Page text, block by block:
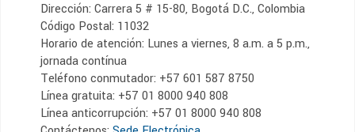
Dirección: Carrera 5 # 15-80, Bogotá D.C., Colombia
Código Postal: 11032
Horario de atención: Lunes a viernes, 8 a.m. a 5 p.m.,
jornada contínua
Teléfono conmutador: +57 601 587 8750
Línea gratuita: +57 01 8000 940 808
Línea anticorrupción: +57 01 8000 940 808